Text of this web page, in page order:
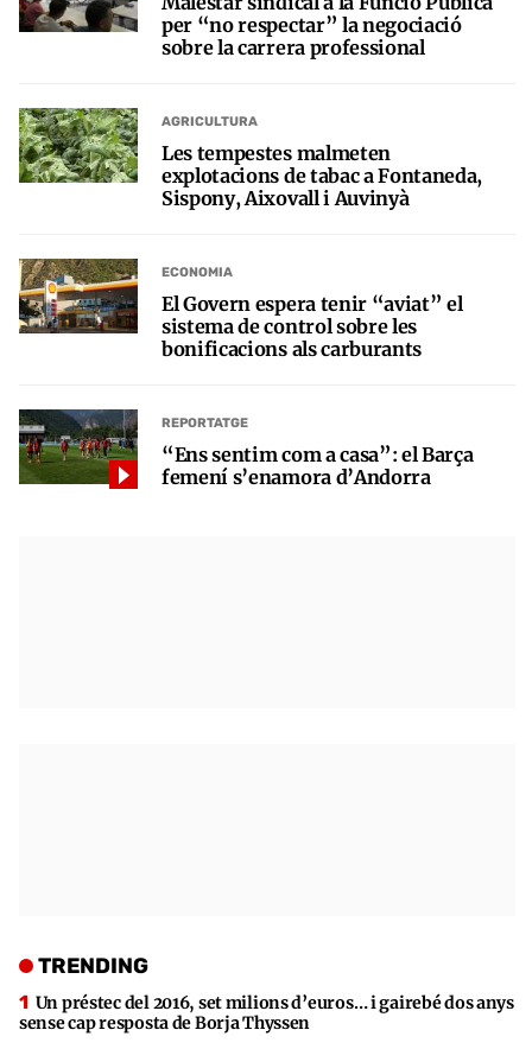
per “no respectar” la negociació
sobre la carrera professional
AGRICULTURA
Les tempestes malmeten
explotacions de tabac a Fontaneda,
Sispony, Aixovall i Auvinyà
ECONOMIA
El Govern espera tenir “aviat” el
sistema de control sobre les
bonificacions als carburants
REPORTATGE
“Ens sentim com a casa”: el Barça
femení s’enamora d’Andorra
TRENDING
Un préstec del 2016, set milions d’euros… i gairebé dos anys
sense cap resposta de Borja Thyssen